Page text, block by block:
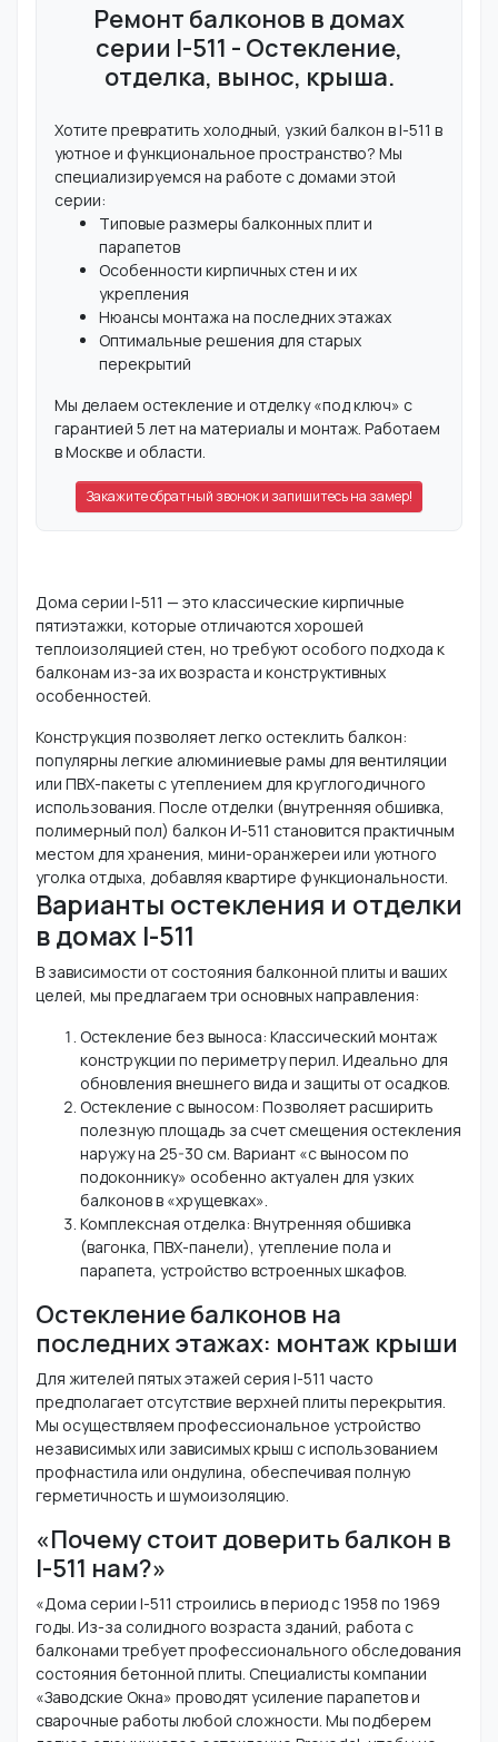
Ремонт балконов в домах
серии I-511 - Остекление,
отделка, вынос, крыша.
Хотите превратить холодный, узкий балкон в I-511 в
уютное и функциональное пространство? Мы
специализируемся на работе с домами этой
серии:
Типовые размеры балконных плит и
парапетов
Особенности кирпичных стен и их
укрепления
Нюансы монтажа на последних этажах
Оптимальные решения для старых
перекрытий
Мы делаем остекление и отделку «под ключ» с
гарантией 5 лет на материалы и монтаж. Работаем
в Москве и области.
Закажите обратный звонок и запишитесь на замер!
Дома серии I-511 — это классические кирпичные
пятиэтажки, которые отличаются хорошей
теплоизоляцией стен, но требуют особого подхода к
балконам из-за их возраста и конструктивных
особенностей.
Конструкция позволяет легко остеклить балкон:
популярны легкие алюминиевые рамы для вентиляции
или ПВХ-пакеты с утеплением для круглогодичного
использования. После отделки (внутренняя обшивка,
полимерный пол) балкон И-511 становится практичным
местом для хранения, мини-оранжереи или уютного
уголка отдыха, добавляя квартире функциональности.
Варианты остекления и отделки
в домах I-511
В зависимости от состояния балконной плиты и ваших
целей, мы предлагаем три основных направления:
Остекление без выноса: Классический монтаж
конструкции по периметру перил. Идеально для
обновления внешнего вида и защиты от осадков.
Остекление с выносом: Позволяет расширить
полезную площадь за счет смещения остекления
наружу на 25-30 см. Вариант «с выносом по
подоконнику» особенно актуален для узких
балконов в «хрущевках».
Комплексная отделка: Внутренняя обшивка
(вагонка, ПВХ-панели), утепление пола и
парапета, устройство встроенных шкафов.
Остекление балконов на
последних этажах: монтаж крыши
Для жителей пятых этажей серия I-511 часто
предполагает отсутствие верхней плиты перекрытия.
Мы осуществляем профессиональное устройство
независимых или зависимых крыш с использованием
профнастила или ондулина, обеспечивая полную
герметичность и шумоизоляцию.
«Почему стоит доверить балкон в
I-511 нам?»
«Дома серии I-511 строились в период с 1958 по 1969
годы. Из-за солидного возраста зданий, работа с
балконами требует профессионального обследования
состояния бетонной плиты. Специалисты компании
«Заводские Окна» проводят усиление парапетов и
сварочные работы любой сложности. Мы подберем